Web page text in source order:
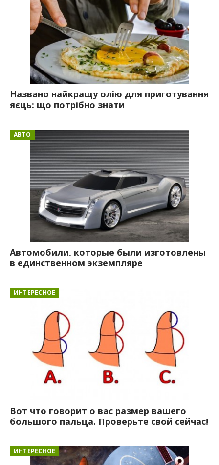
Названо найкращу олію для приготування
яєць: що потрібно знати
АВТО
Автомобили, которые были изготовлены
в единственном экземпляре
ИНТЕРЕСНОЕ
Вот что говорит о вас размер вашего
большого пальца. Проверьте свой сейчас!
ИНТЕРЕСНОЕ